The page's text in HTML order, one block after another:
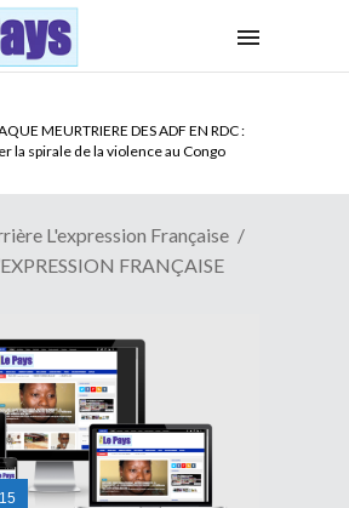
MEURTRIERE DES ADF EN RDC :
la spirale de la violence au Congo
L'expression Française
FRANÇAISE